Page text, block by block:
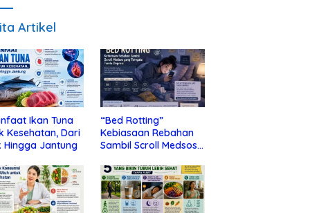
Artikel
Ikan Tuna
Kesehatan, Dari
Hingga Jantung
“Bed Rotting”
Kebiasaan Rebahan
Sambil Scroll Medsos
Depresi